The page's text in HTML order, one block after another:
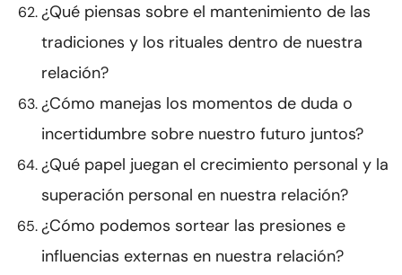
¿Qué piensas sobre el mantenimiento de las
tradiciones y los rituales dentro de nuestra
relación?
¿Cómo manejas los momentos de duda o
incertidumbre sobre nuestro futuro juntos?
¿Qué papel juegan el crecimiento personal y la
superación personal en nuestra relación?
¿Cómo podemos sortear las presiones e
influencias externas en nuestra relación?